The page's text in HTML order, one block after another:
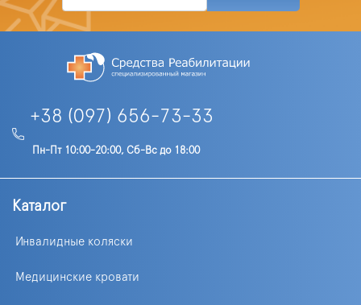
+38 (097) 656-73-33
Пн-Пт 10:00-20:00, Сб-Вс до 18:00
Каталог
Инвалидные коляски
Медицинские кровати